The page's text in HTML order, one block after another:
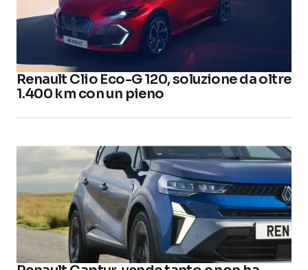
Renault Clio Eco-G 120, soluzione da oltre
1.400 km con un pieno